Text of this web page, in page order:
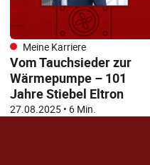
Meine Karriere
Vom Tauchsieder zur
Wärmepumpe – 101
Jahre Stiebel Eltron
27.08.2025• 6 Min.